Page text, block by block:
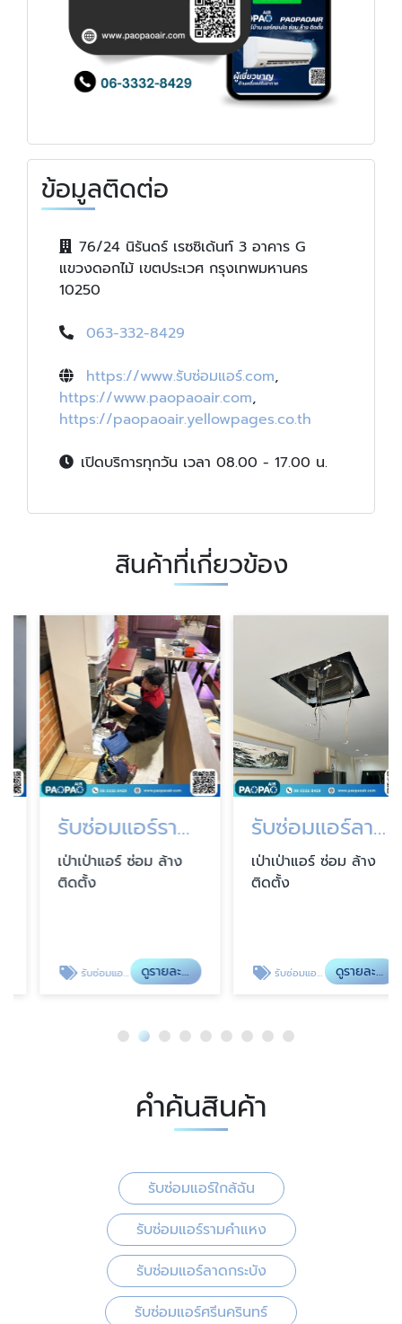
ข้อมูลติดต่อ
76/24 นิรันดร์ เรซซิเด้นท์ 3 อาคาร G
แขวงดอกไม้ เขตประเวศ กรุงเทพมหานคร
10250
063-332-8429
https://www.รับซ่อมแอร์.com,
https://www.paopaoair.com,
https://paopaoair.yellowpages.co.th
เปิดบริการทุกวัน เวลา 08.00 - 17.00 น.
สินค้าที่เกี่ยวข้อง
รับซ่อมแอร์รามคำแหง
เป่าเป่าแอร์ ซ่อม ล้าง
ติดตั้ง
รับซ่อมแอร์รามคำแหง ดูรายละเอียด
รับซ่อมแอร์ลาดกระบัง
เป่าเป่าแอร์ ซ่อม ล้าง
ติดตั้ง
รับซ่อมแอร์ลาดกระบัง ดูรายละเอียด
คำค้นสินค้า
รับซ่อมแอร์ใกล้ฉัน
รับซ่อมแอร์รามคำแหง
รับซ่อมแอร์ลาดกระบัง
รับซ่อมแอร์ศรีนครินทร์